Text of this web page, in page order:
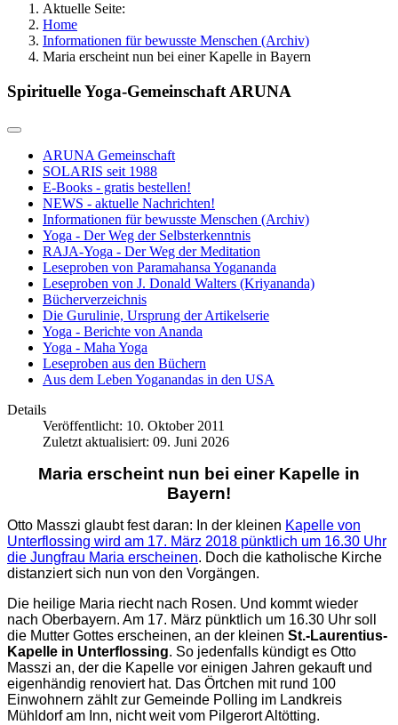
Aktuelle Seite:
Home
Informationen für bewusste Menschen (Archiv)
Maria erscheint nun bei einer Kapelle in Bayern
Spirituelle Yoga-Gemeinschaft ARUNA
ARUNA Gemeinschaft
SOLARIS seit 1988
E-Books - gratis bestellen!
NEWS - aktuelle Nachrichten!
Informationen für bewusste Menschen (Archiv)
Yoga - Der Weg der Selbsterkenntnis
RAJA-Yoga - Der Weg der Meditation
Leseproben von Paramahansa Yogananda
Leseproben von J. Donald Walters (Kriyananda)
Bücherverzeichnis
Die Gurulinie, Ursprung der Artikelserie
Yoga - Berichte von Ananda
Yoga - Maha Yoga
Leseproben aus den Büchern
Aus dem Leben Yoganandas in den USA
Details
Veröffentlicht: 10. Oktober 2011
Zuletzt aktualisiert: 09. Juni 2026
Maria erscheint nun bei einer Kapelle in
Bayern!
Otto Masszi glaubt fest daran: In der kleinen Kapelle von
Unterflossing wird am 17. März 2018 pünktlich um 16.30 Uhr
die Jungfrau Maria erscheinen. Doch die katholische Kirche
distanziert sich nun von den Vorgängen.
Die heilige Maria riecht nach Rosen. Und kommt wieder
nach Oberbayern. Am 17. März pünktlich um 16.30 Uhr soll
die Mutter Gottes erscheinen, an der kleinen St.-Laurentius-
Kapelle in Unterflossing. So jedenfalls kündigt es Otto
Masszi an, der die Kapelle vor einigen Jahren gekauft und
eigenhändig renoviert hat. Das Örtchen mit rund 100
Einwohnern zählt zur Gemeinde Polling im Landkreis
Mühldorf am Inn, nicht weit vom Pilgerort Altötting.